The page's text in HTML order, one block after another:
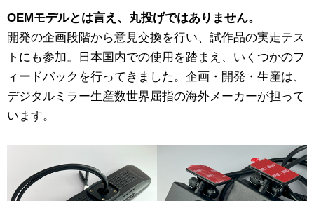
OEMモデルとは言え、丸投げではありません。
開発の企画段階から意見交換を行い、試作品の実走テス
トにも参加。日本国内での使用を踏まえ、いくつかのフ
ィードバックを行ってきました。企画・開発・生産は、
デジタルミラー生産数世界屈指の海外メーカーが担って
います。